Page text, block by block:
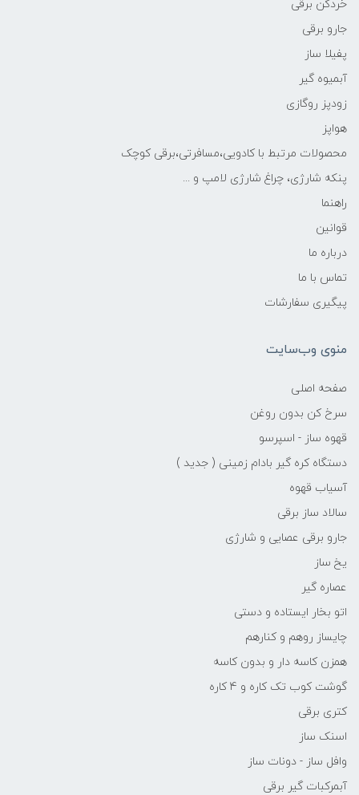
خردکن برقی
جارو برقی
پفیلا ساز
آبمیوه گیر
زودپز روگازی
هواپز
محصولات مرتبط با کادویی،مسافرتی،برقی کوچک
پنکه شارژی، چراغ شارژی لامپ و ...
راهنما
قوانین
درباره ما
تماس با ما
پیگیری سفارشات
منوی وب‌سایت
صفحه اصلی
سرخ کن بدون روغن
قهوه ساز - اسپرسو
دستگاه کره گیر بادام زمینی ( جدید )
آسیاب قهوه
سالاد ساز برقی
جارو برقی عصایی و شارژی
یخ ساز
عصاره گیر
اتو بخار ایستاده و دستی
چایساز روهم و کنارهم
همزن کاسه دار و بدون کاسه
گوشت کوب تک کاره و 4 کاره
کتری برقی
اسنک ساز
وافل ساز - دونات ساز
آبمرکبات گیر برقی